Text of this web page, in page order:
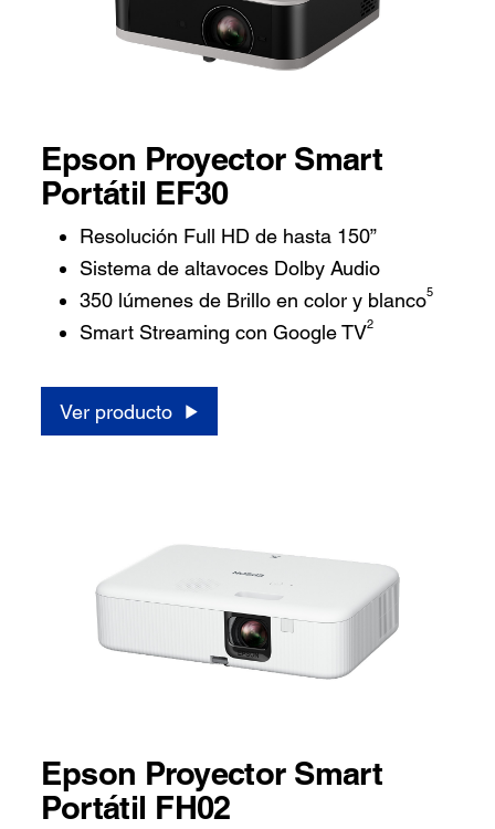
Epson Proyector Smart
Portátil EF30
Resolución Full HD de hasta 150”
Sistema de altavoces Dolby Audio
350 lúmenes de Brillo en color y blanco5
Smart Streaming con Google TV2
Ver producto
Epson Proyector Smart
Portátil FH02